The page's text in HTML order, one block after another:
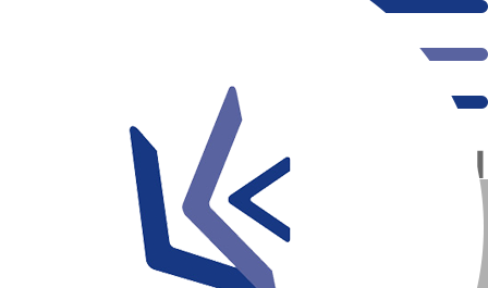
歯科医師勉強会【９／１１】